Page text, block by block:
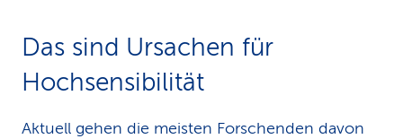
Das sind Ursachen für
Hochsensibilität
Aktuell gehen die meisten Forschenden davon